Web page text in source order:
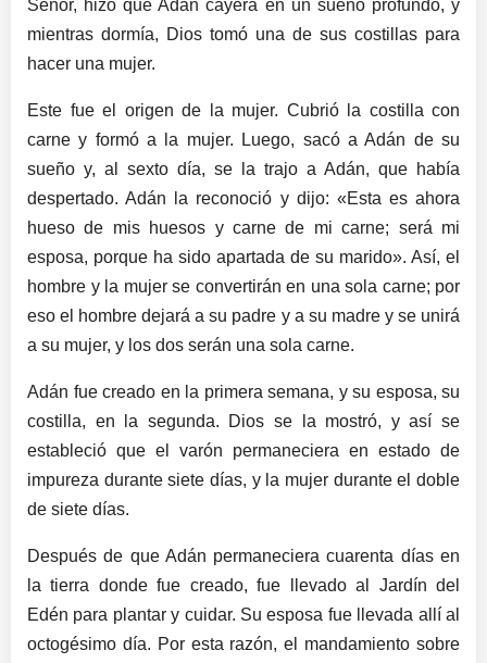
Señor, hizo que Adán cayera en un sueño profundo, y
mientras dormía, Dios tomó una de sus costillas para
hacer una mujer.
Este fue el origen de la mujer. Cubrió la costilla con
carne y formó a la mujer. Luego, sacó a Adán de su
sueño y, al sexto día, se la trajo a Adán, que había
despertado. Adán la reconoció y dijo: «Esta es ahora
hueso de mis huesos y carne de mi carne; será mi
esposa, porque ha sido apartada de su marido». Así, el
hombre y la mujer se convertirán en una sola carne; por
eso el hombre dejará a su padre y a su madre y se unirá
a su mujer, y los dos serán una sola carne.
Adán fue creado en la primera semana, y su esposa, su
costilla, en la segunda. Dios se la mostró, y así se
estableció que el varón permaneciera en estado de
impureza durante siete días, y la mujer durante el doble
de siete días.
Después de que Adán permaneciera cuarenta días en
la tierra donde fue creado, fue llevado al Jardín del
Edén para plantar y cuidar. Su esposa fue llevada allí al
octogésimo día. Por esta razón, el mandamiento sobre